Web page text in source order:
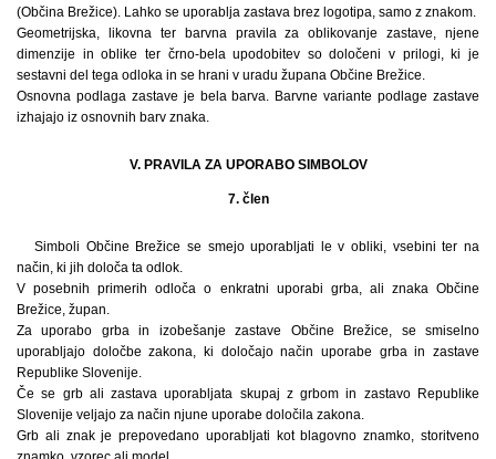
(Občina Brežice). Lahko se uporablja zastava brez logotipa, samo z znakom.
Geometrijska, likovna ter barvna pravila za oblikovanje zastave, njene
dimenzije in oblike ter črno-bela upodobitev so določeni v prilogi, ki je
sestavni del tega odloka in se hrani v uradu župana Občine Brežice.
Osnovna podlaga zastave je bela barva. Barvne variante podlage zastave
izhajajo iz osnovnih barv znaka.
V. PRAVILA ZA UPORABO SIMBOLOV
7. člen
Simboli Občine Brežice se smejo uporabljati le v obliki, vsebini ter na
način, ki jih določa ta odlok.
V posebnih primerih odloča o enkratni uporabi grba, ali znaka Občine
Brežice, župan.
Za uporabo grba in izobešanje zastave Občine Brežice, se smiselno
uporabljajo določbe zakona, ki določajo način uporabe grba in zastave
Republike Slovenije.
Če se grb ali zastava uporabljata skupaj z grbom in zastavo Republike
Slovenije veljajo za način njune uporabe določila zakona.
Grb ali znak je prepovedano uporabljati kot blagovno znamko, storitveno